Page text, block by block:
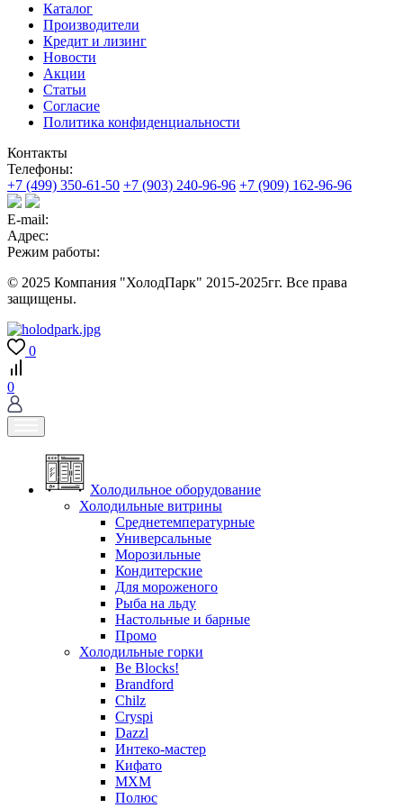
Каталог
Производители
Кредит и лизинг
Новости
Акции
Статьи
Согласие
Политика конфиденциальности
Контакты
Телефоны:
+7 (499) 350-61-50 +7 (903) 240-96-96 +7 (909) 162-96-96
E-mail:
Адрес:
Режим работы:
© 2025 Компания "ХолодПарк" 2015-2025гг. Все права
защищены.
0
0
Холодильное оборудование
Холодильные витрины
Среднетемпературные
Универсальные
Морозильные
Кондитерские
Для мороженого
Рыба на льду
Настольные и барные
Промо
Холодильные горки
Be Blocks!
Brandford
Chilz
Cryspi
Dazzl
Интеко-мастер
Кифато
МХМ
Полюс